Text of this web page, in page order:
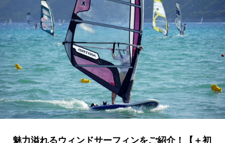
魅力溢れるウィンドサーフィンをご紹介！【＋初